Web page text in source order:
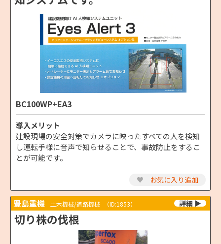
BC100WP+EA3
導入メリット
建設現場の安全対策でカメラに映ったすべての人を検知
し運転手様に音声で知らせることで、事故防止をするこ
とが可能です。
♥ お気に入り追加
豊島重機 土木機械/道路機械 （ID:1853）
切り株の伐根